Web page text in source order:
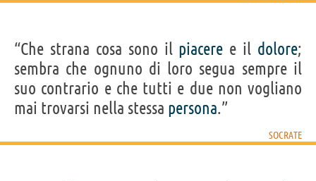
“Che strana cosa sono il piacere e il dolore;
sembra che ognuno di loro segua sempre il
suo contrario e che tutti e due non vogliano
mai trovarsi nella stessa persona.”
SOCRATE